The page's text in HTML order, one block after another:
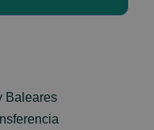
Baleares